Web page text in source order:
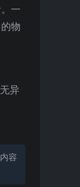
一
物
异
容